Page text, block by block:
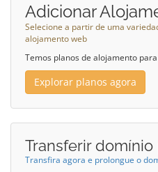
Adicionar
Selecione a partir de uma
alojamento web
Temos planos de alojamento
Explorar planos agora
Transferir domínio
Transfira agora e prolongue o